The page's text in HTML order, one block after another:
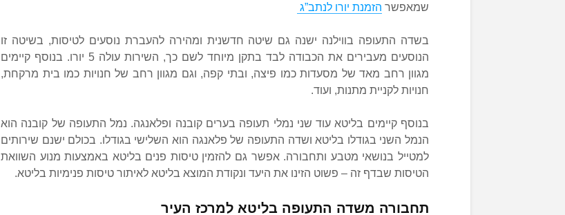
שמאפשר הזמנת יורו לנתב”ג
בשדה התעופה בווילנה ישנה גם שיטה חדשנית ומהירה להעברת נוסעים לטיסות, בשיטה זו
הנוסעים מעבירים את הכבודה לבד בתקן מיוחד לשם כך, השירות עולה 5 יורו. בנוסף קיימים
מגוון רחב מאד של מסעדות כמו פיצה, ובתי קפה, וגם מגוון רחב של חנויות כמו בית מרקחת,
חנויות לקניית מתנות, ועוד.
בנוסף קיימים בליטא עוד שני נמלי תעופה בערים קובנה ופלאנגה. נמל התעופה של קובנה הוא
הנמל השני בגודלו בליטא ושדה התעופה של פלאנגה הוא השלישי בגודלו. בכולם ישנם שירותים
למטייל בנושאי מטבע ותחבורה. אפשר גם להזמין טיסות פנים בליטא באמצעות מנוע השוואת
הטיסות שבדף זה – פשוט הזינו את היעד ונקודת המוצא בליטא לאיתור טיסות פנימיות בליטא.
תחבורה משדה התעופה בליטא למרכז העיר